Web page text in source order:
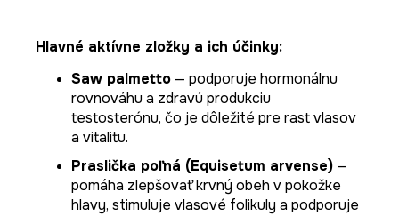
Hlavné aktívne zložky a ich účinky:
Saw palmetto — podporuje hormonálnu
rovnováhu a zdravú produkciu
testosterónu, čo je dôležité pre rast vlasov
a vitalitu.
Praslička poľná (Equisetum arvense) —
pomáha zlepšovať krvný obeh v pokožke
hlavy, stimuluje vlasové folikuly a podporuje